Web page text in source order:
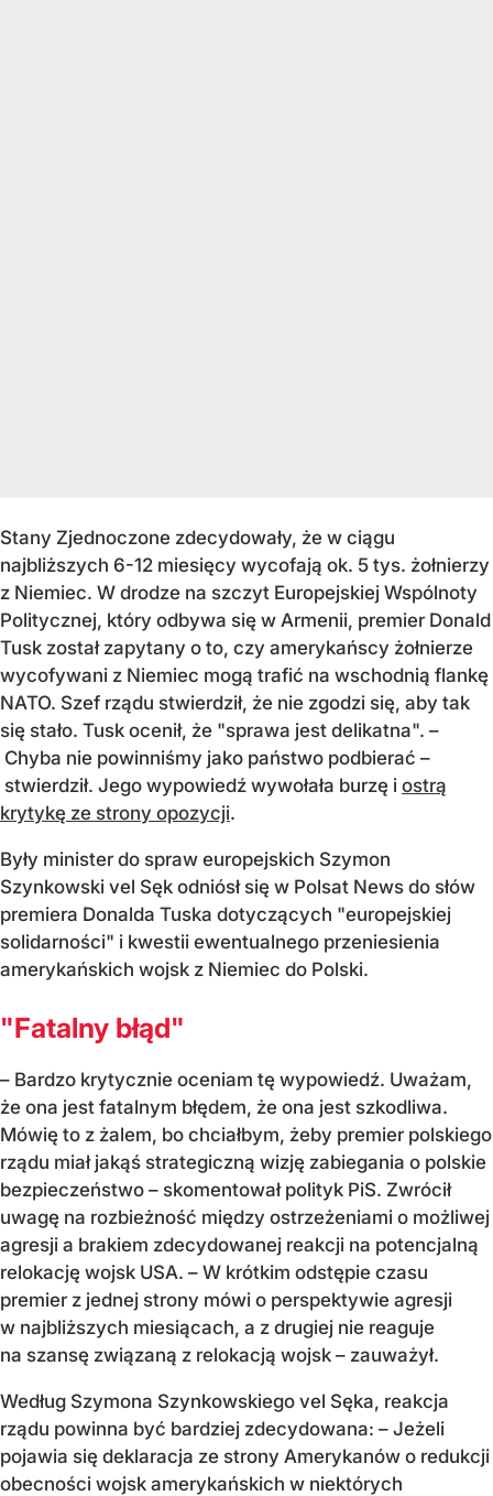
Stany Zjednoczone zdecydowały, że w ciągu
najbliższych 6-12 miesięcy wycofają ok. 5 tys. żołnierzy
z Niemiec. W drodze na szczyt Europejskiej Wspólnoty
Politycznej, który odbywa się w Armenii, premier Donald
Tusk został zapytany o to, czy amerykańscy żołnierze
wycofywani z Niemiec mogą trafić na wschodnią flankę
NATO. Szef rządu stwierdził, że nie zgodzi się, aby tak
się stało. Tusk ocenił, że "sprawa jest delikatna". –
Chyba nie powinniśmy jako państwo podbierać –
stwierdził. Jego wypowiedź wywołała burzę i ostrą
krytykę ze strony opozycji.
Były minister do spraw europejskich Szymon
Szynkowski vel Sęk odniósł się w Polsat News do słów
premiera Donalda Tuska dotyczących "europejskiej
solidarności" i kwestii ewentualnego przeniesienia
amerykańskich wojsk z Niemiec do Polski.
"Fatalny błąd"
– Bardzo krytycznie oceniam tę wypowiedź. Uważam,
że ona jest fatalnym błędem, że ona jest szkodliwa.
Mówię to z żalem, bo chciałbym, żeby premier polskiego
rządu miał jakąś strategiczną wizję zabiegania o polskie
bezpieczeństwo – skomentował polityk PiS. Zwrócił
uwagę na rozbieżność między ostrzeżeniami o możliwej
agresji a brakiem zdecydowanej reakcji na potencjalną
relokację wojsk USA. – W krótkim odstępie czasu
premier z jednej strony mówi o perspektywie agresji
w najbliższych miesiącach, a z drugiej nie reaguje
na szansę związaną z relokacją wojsk – zauważył.
Według Szymona Szynkowskiego vel Sęka, reakcja
rządu powinna być bardziej zdecydowana: – Jeżeli
pojawia się deklaracja ze strony Amerykanów o redukcji
obecności wojsk amerykańskich w niektórych